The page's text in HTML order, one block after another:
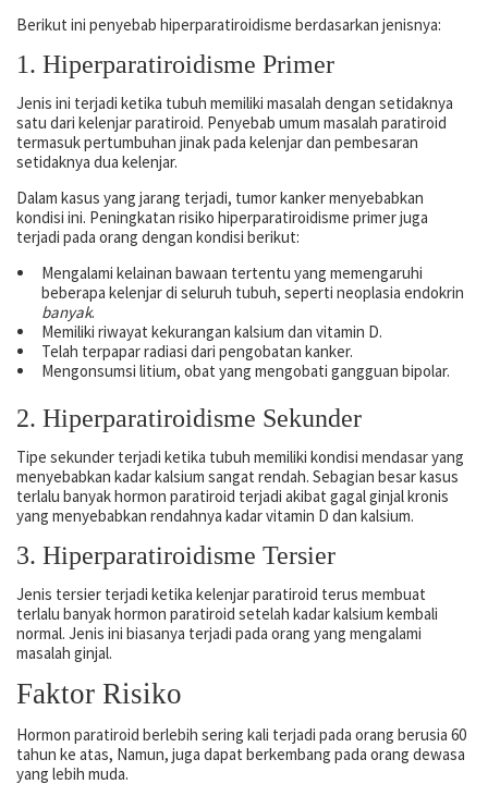
Berikut ini penyebab hiperparatiroidisme berdasarkan jenisnya:
1. Hiperparatiroidisme Primer
Jenis ini terjadi ketika tubuh memiliki masalah dengan setidaknya
satu dari kelenjar paratiroid. Penyebab umum masalah paratiroid
termasuk pertumbuhan jinak pada kelenjar dan pembesaran
setidaknya dua kelenjar.
Dalam kasus yang jarang terjadi, tumor kanker menyebabkan
kondisi ini. Peningkatan risiko hiperparatiroidisme primer juga
terjadi pada orang dengan kondisi berikut:
Mengalami kelainan bawaan tertentu yang memengaruhi
beberapa kelenjar di seluruh tubuh, seperti neoplasia endokrin
banyak.
Memiliki riwayat kekurangan kalsium dan vitamin D.
Telah terpapar radiasi dari pengobatan kanker.
Mengonsumsi litium, obat yang mengobati gangguan bipolar.
2. Hiperparatiroidisme Sekunder
Tipe sekunder terjadi ketika tubuh memiliki kondisi mendasar yang
menyebabkan kadar kalsium sangat rendah. Sebagian besar kasus
terlalu banyak hormon paratiroid terjadi akibat gagal ginjal kronis
yang menyebabkan rendahnya kadar vitamin D dan kalsium.
3. Hiperparatiroidisme Tersier
Jenis tersier terjadi ketika kelenjar paratiroid terus membuat
terlalu banyak hormon paratiroid setelah kadar kalsium kembali
normal. Jenis ini biasanya terjadi pada orang yang mengalami
masalah ginjal.
Faktor Risiko
Hormon paratiroid berlebih sering kali terjadi pada orang berusia 60
tahun ke atas, Namun, juga dapat berkembang pada orang dewasa
yang lebih muda.